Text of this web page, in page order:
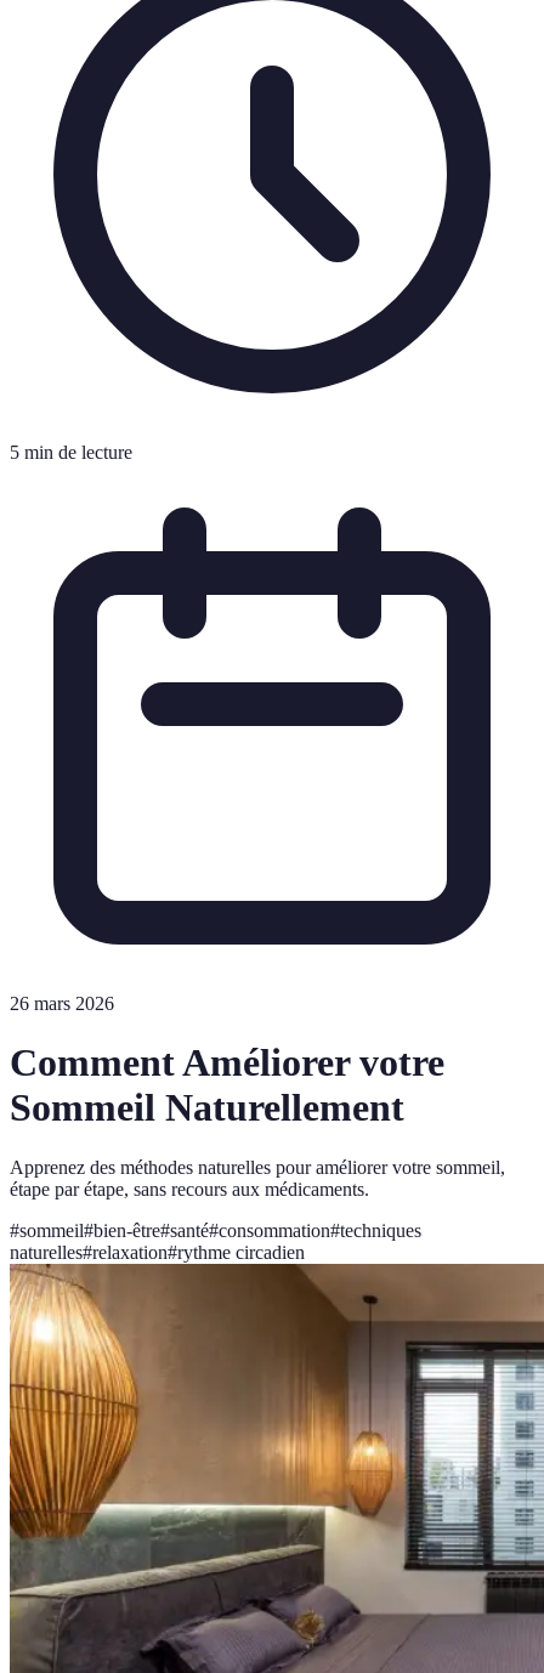
5 min de lecture
26 mars 2026
Comment Améliorer votre
Sommeil Naturellement
Apprenez des méthodes naturelles pour améliorer votre sommeil,
étape par étape, sans recours aux médicaments.
#sommeil#bien-être#santé#consommation#techniques
naturelles#relaxation#rythme circadien